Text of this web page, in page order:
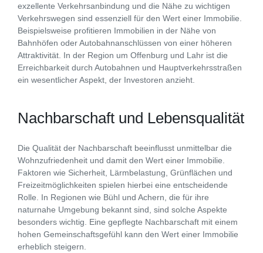
exzellente Verkehrsanbindung und die Nähe zu wichtigen
Verkehrswegen sind essenziell für den Wert einer Immobilie.
Beispielsweise profitieren Immobilien in der Nähe von
Bahnhöfen oder Autobahnanschlüssen von einer höheren
Attraktivität. In der Region um Offenburg und Lahr ist die
Erreichbarkeit durch Autobahnen und Hauptverkehrsstraßen
ein wesentlicher Aspekt, der Investoren anzieht.
Nachbarschaft und Lebensqualität
Die Qualität der Nachbarschaft beeinflusst unmittelbar die
Wohnzufriedenheit und damit den Wert einer Immobilie.
Faktoren wie Sicherheit, Lärmbelastung, Grünflächen und
Freizeitmöglichkeiten spielen hierbei eine entscheidende
Rolle. In Regionen wie Bühl und Achern, die für ihre
naturnahe Umgebung bekannt sind, sind solche Aspekte
besonders wichtig. Eine gepflegte Nachbarschaft mit einem
hohen Gemeinschaftsgefühl kann den Wert einer Immobilie
erheblich steigern.